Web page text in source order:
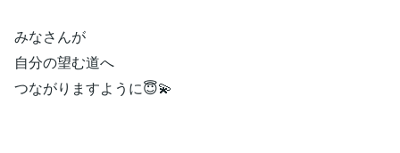
みなさんが
自分の望む道へ
つながりますように😇💫